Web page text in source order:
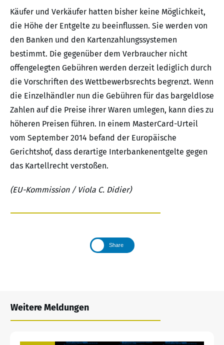
Käufer und Verkäufer hatten bisher keine Möglichkeit,
die Höhe der Entgelte zu beeinflussen. Sie werden von
den Banken und den Kartenzahlungssystemen
bestimmt. Die gegenüber dem Verbraucher nicht
offengelegten Gebühren werden derzeit lediglich durch
die Vorschriften des Wettbewerbsrechts begrenzt. Wenn
die Einzelhändler nun die Gebühren für das bargeldlose
Zahlen auf die Preise ihrer Waren umlegen, kann dies zu
höheren Preisen führen. In einem MasterCard-Urteil
vom September 2014 befand der Europäische
Gerichtshof, dass derartige Interbankenentgelte gegen
das Kartellrecht verstoßen.
(EU-Kommission / Viola C. Didier)
Share
Weitere Meldungen